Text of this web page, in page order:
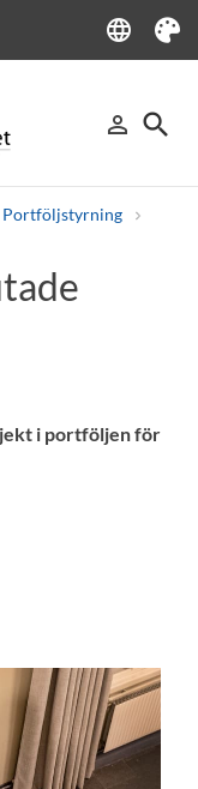
language
Language
Tema
person_outline
Logga in
search
Sök
Portföljstyrning
i portföljen för